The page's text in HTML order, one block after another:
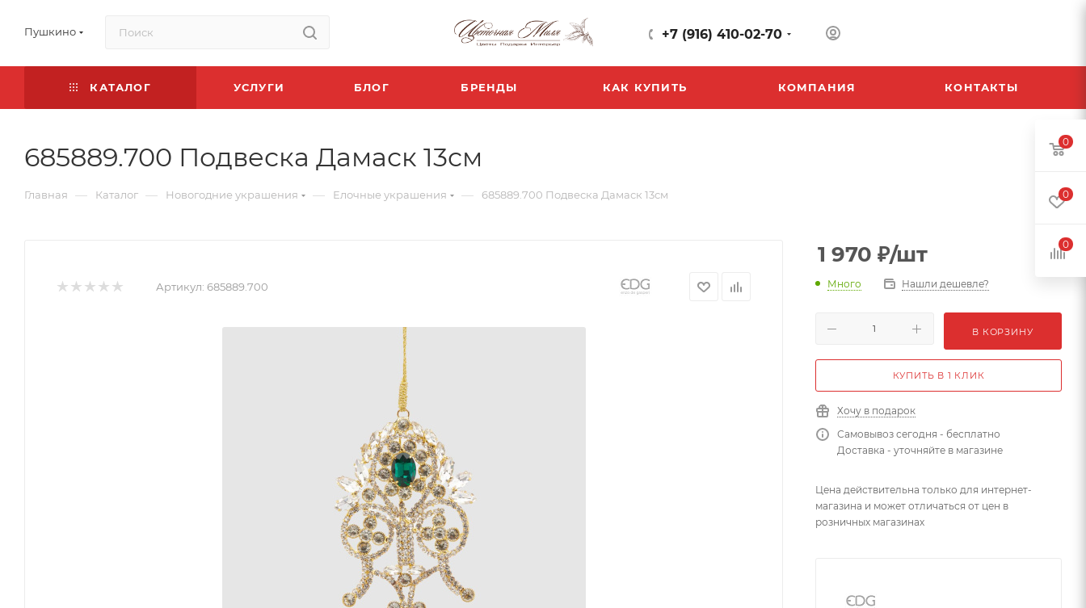
Пушкино +7 (916) 410-02-70
КАТАЛОГ УСЛУГИ БЛОГ БРЕНДЫ КАК КУПИТЬ КОМПАНИЯ КОНТАКТЫ
685889.700 Подвеска Дамаск 13см
Главная — Каталог — Новогодние украшения — Елочные украшения — 685889.700 Подвеска Дамаск 13см
Артикул: 685889.700
1 970 ₽/шт
Много Нашли дешевле?
В КОРЗИНУ
КУПИТЬ В 1 КЛИК
Хочу в подарок
Самовывоз сегодня - бесплатно
Доставка - уточняйте в магазине
Цена действительна только для интернет-
магазина и может отличаться от цен в
розничных магазинах
0
0
0